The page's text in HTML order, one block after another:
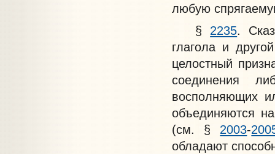
любую
§ 2235.
глагола и
целостный
соединения
восполняющих
объединяются
(см. § 2003-
обладают